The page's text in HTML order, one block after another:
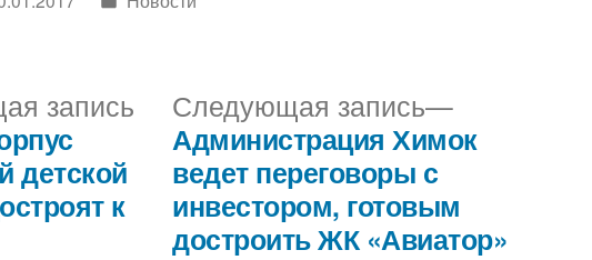
запись Предыдущая
запись:
детской
к
Следующая запись
Следующая
запись:
Администрация Химок
ведет переговоры с
инвестором, готовым
достроить ЖК «Авиатор»